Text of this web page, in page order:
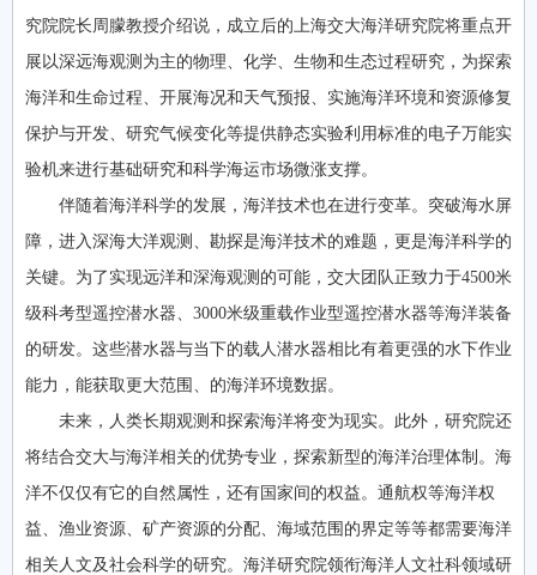
究院院长周朦教授介绍说，成立后的上海交大海洋研究院将重点开
展以深远海观测为主的物理、化学、生物和生态过程研究，为探索
海洋和生命过程、开展海况和天气预报、实施海洋环境和资源修复
保护与开发、研究气候变化等提供静态实验利用标准的电子万能实
验机来进行基础研究和科学海运市场微涨支撑。
伴随着海洋科学的发展，海洋技术也在进行变革。突破海水屏
障，进入深海大洋观测、勘探是海洋技术的难题，更是海洋科学的
关键。为了实现远洋和深海观测的可能，交大团队正致力于4500米
级科考型遥控潜水器、3000米级重载作业型遥控潜水器等海洋装备
的研发。这些潜水器与当下的载人潜水器相比有着更强的水下作业
能力，能获取更大范围、的海洋环境数据。
未来，人类长期观测和探索海洋将变为现实。此外，研究院还
将结合交大与海洋相关的优势专业，探索新型的海洋治理体制。海
洋不仅仅有它的自然属性，还有国家间的权益。通航权等海洋权
益、渔业资源、矿产资源的分配、海域范围的界定等等都需要海洋
相关人文及社会科学的研究。海洋研究院领衔海洋人文社科领域研